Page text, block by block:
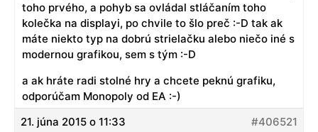
toho prvého, a pohyb sa ovládal stláčaním toho
kolečka na displayi, po chvile to šlo preč :-D tak ak
máte niekto typ na dobrú strielačku alebo niečo iné s
modernou grafikou, sem s tým :-D
a ak hráte radi stolné hry a chcete peknú grafiku,
odporúčam Monopoly od EA :-)
21. júna 2015 o 11:33
#406521